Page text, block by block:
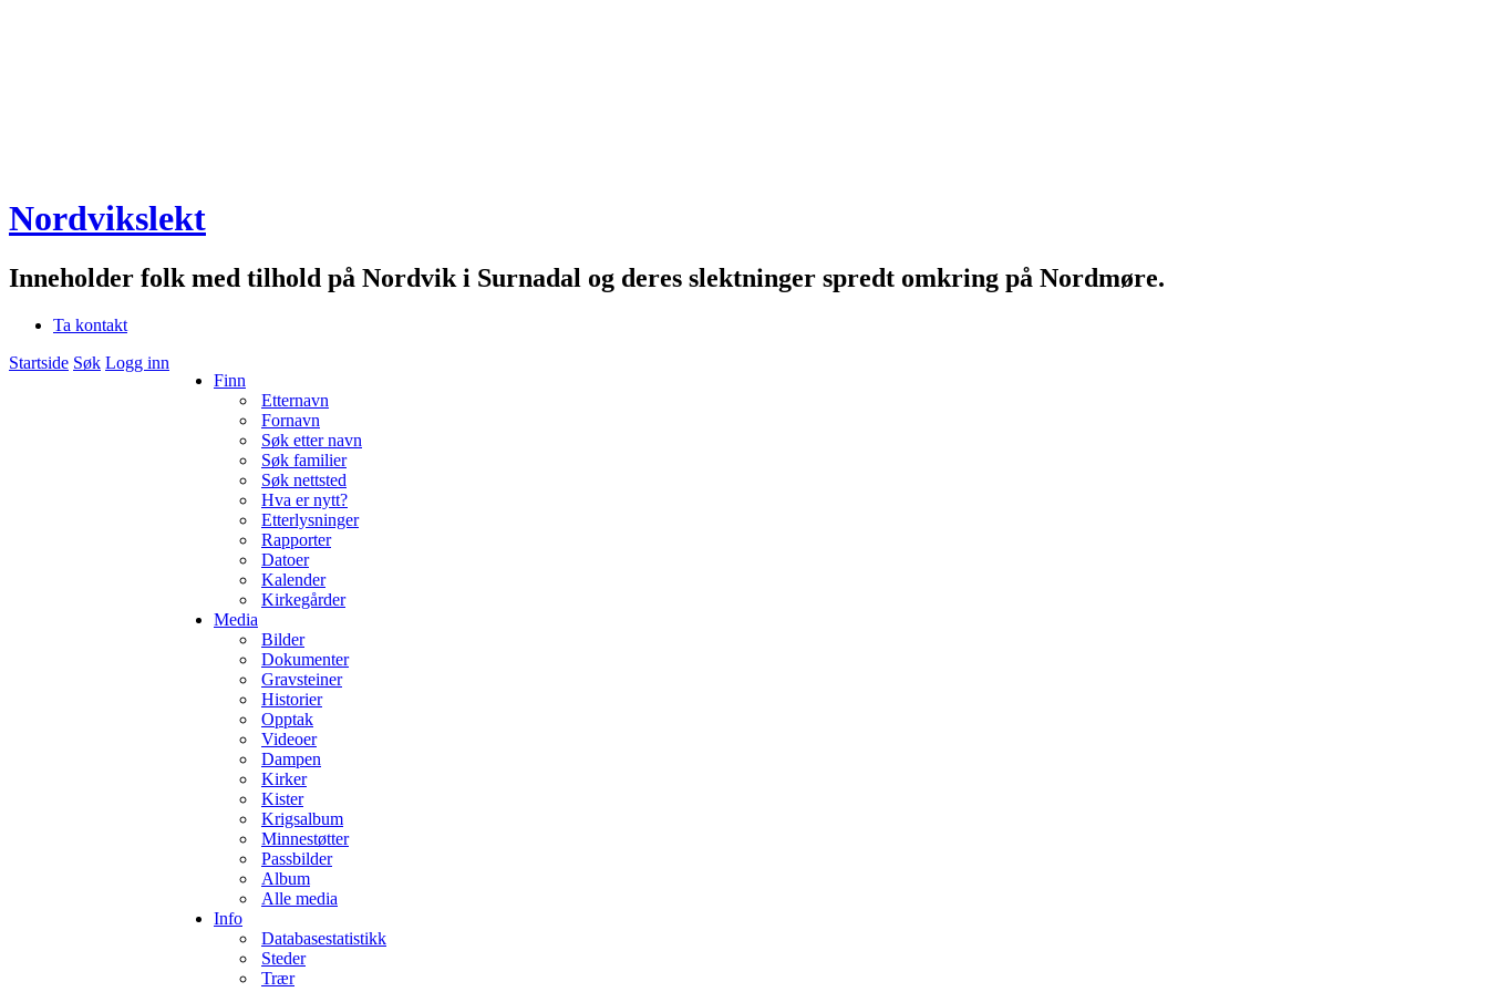
Nordvikslekt
Inneholder folk med tilhold på Nordvik i Surnadal og deres slektninger spredt omkring på Nordmøre.
Ta kontakt
Startside Søk Logg inn
Finn
Etternavn
Fornavn
Søk etter navn
Søk familier
Søk nettsted
Hva er nytt?
Etterlysninger
Rapporter
Datoer
Kalender
Kirkegårder
Media
Bilder
Dokumenter
Gravsteiner
Historier
Opptak
Videoer
Dampen
Kirker
Kister
Krigsalbum
Minnestøtter
Passbilder
Album
Alle media
Info
Databasestatistikk
Steder
Trær